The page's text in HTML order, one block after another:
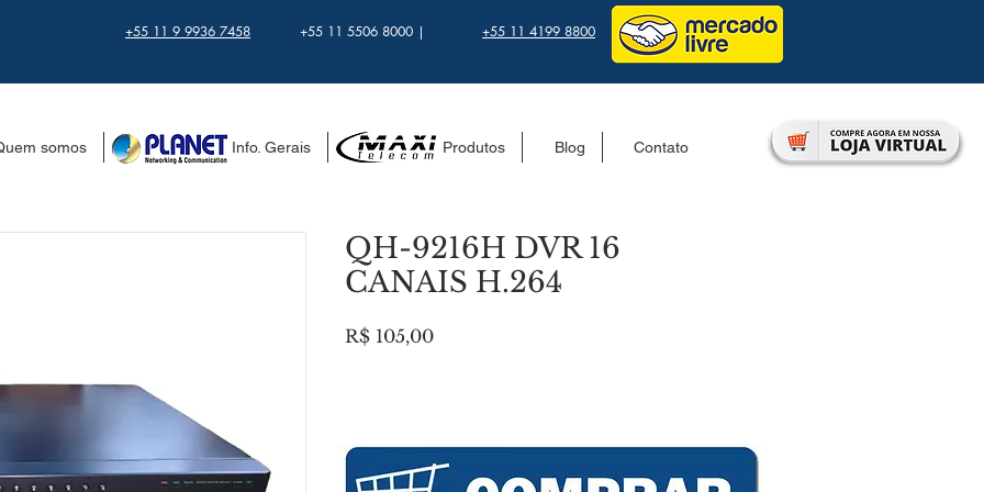
+55 11 5506 8000 | +55 11 4199 8800
+55 11 9 9936 7458
somos ..................... Info. Gerais .................. Produtos Blog Contato
QH-9216H DVR 16
CANAIS H.264
R$ 105,00Preço